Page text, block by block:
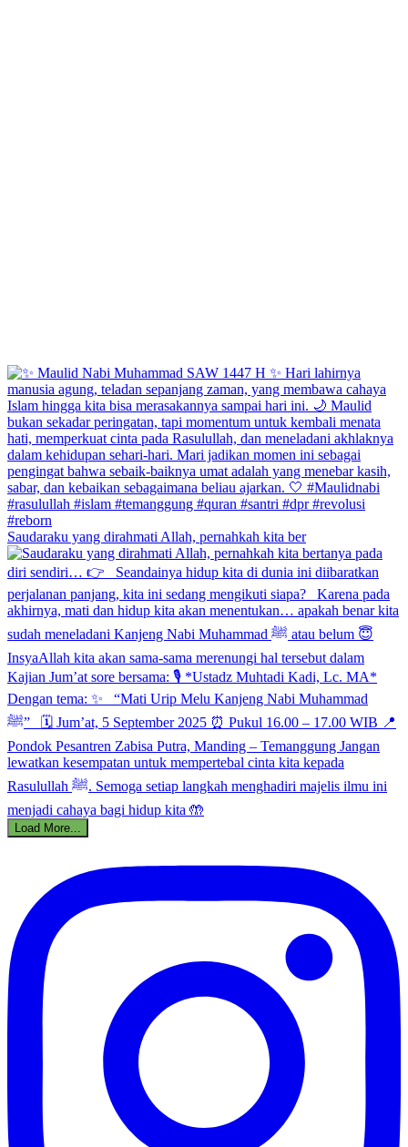
Saudaraku yang dirahmati Allah, pernahkah kita ber
Load More...